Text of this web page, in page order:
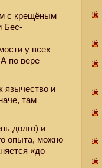
с крещёным
Бес-
у всех
по вере
язычество и
там
долго) и
опыта, можно
«до